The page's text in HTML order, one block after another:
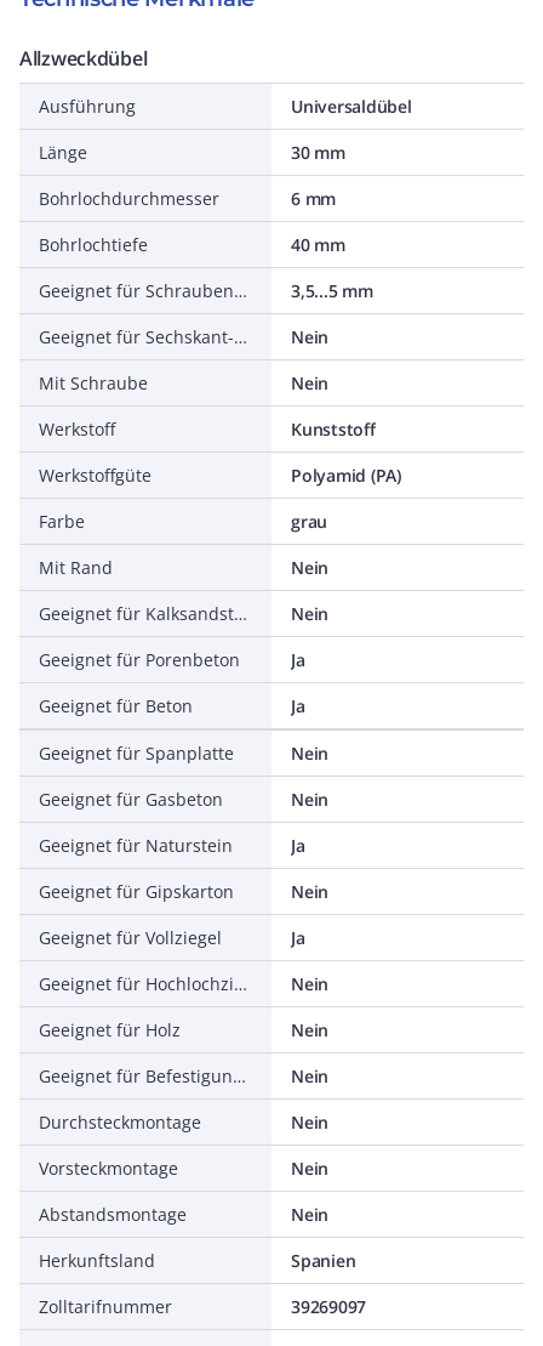
Allzweckdübel
Ausführung
Universaldübel
Länge
30 mm
Bohrlochdurchmesser
6 mm
Bohrlochtiefe
40 mm
Geeignet für Schraubendurchmesser
3,5...5 mm
Geeignet für Sechskant-Holzschraube
Nein
Mit Schraube
Nein
Werkstoff
Kunststoff
Werkstoffgüte
Polyamid (PA)
Farbe
grau
Mit Rand
Nein
Geeignet für Kalksandstein
Nein
Geeignet für Porenbeton
Ja
Geeignet für Beton
Ja
Geeignet für Spanplatte
Nein
Geeignet für Gasbeton
Nein
Geeignet für Naturstein
Ja
Geeignet für Gipskarton
Nein
Geeignet für Vollziegel
Ja
Geeignet für Hochlochziegel
Nein
Geeignet für Holz
Nein
Geeignet für Befestigung mit Kabelbinder
Nein
Durchsteckmontage
Nein
Vorsteckmontage
Nein
Abstandsmontage
Nein
Herkunftsland
Spanien
Zolltarifnummer
39269097